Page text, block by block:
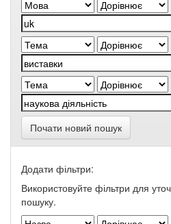
Почати новий пошук
Додати фільтри:
Використовуйте фільтри для
пошуку.